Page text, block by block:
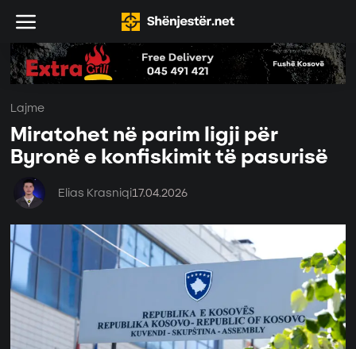
Lajme
Miratohet në parim ligji për
Byronë e konfiskimit të pasurisë
Elias Krasniqi17.04.2026